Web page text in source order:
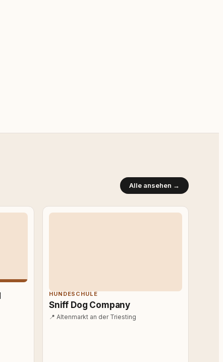
Alle ansehen →
HUNDESCHULE
Sniff Dog Company
📍 Altenmarkt an der Triesting